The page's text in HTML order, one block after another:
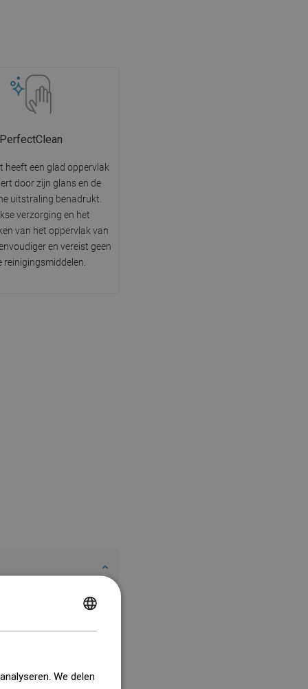
PerfectClean
heeft een glad oppervlak
door zijn glans en de
uitstraling benadrukt.
verzorging en het
van het oppervlak van
en vereist geen
reinigingsmiddelen.
We delen